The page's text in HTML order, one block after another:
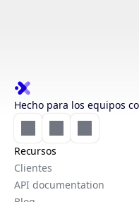
Hecho para los equipos
Recursos
Clientes
API documentation